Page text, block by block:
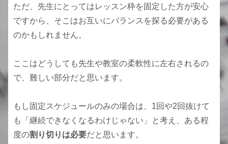
ただ、先生にとってはレッスン枠を固定した方が安心
ですから、そこはお互いにバランスを探る必要がある
のかもしれません。
ここはどうしても先生や教室の柔軟性に左右されるの
で、難しい部分だと思います。
もし固定スケジュールのみの場合は、1回や2回抜けて
も「継続できなくなるわけじゃない」と考え、ある程
度の割り切りは必要だと思います。